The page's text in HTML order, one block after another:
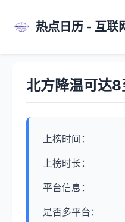
热点日历 - 互联
北方降温可达
上榜时间：
上榜时长：
平台信息：
是否多平台：